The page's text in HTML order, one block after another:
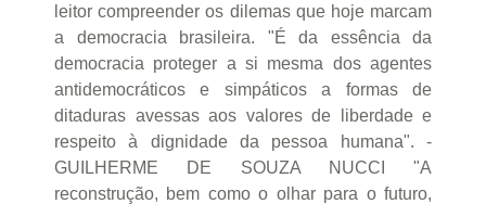
leitor compreender os dilemas que hoje marcam
a democracia brasileira. "É da essência da
democracia proteger a si mesma dos agentes
antidemocráticos e simpáticos a formas de
ditaduras avessas aos valores de liberdade e
respeito à dignidade da pessoa humana". -
GUILHERME DE SOUZA NUCCI "A
reconstrução, bem como o olhar para o futuro,